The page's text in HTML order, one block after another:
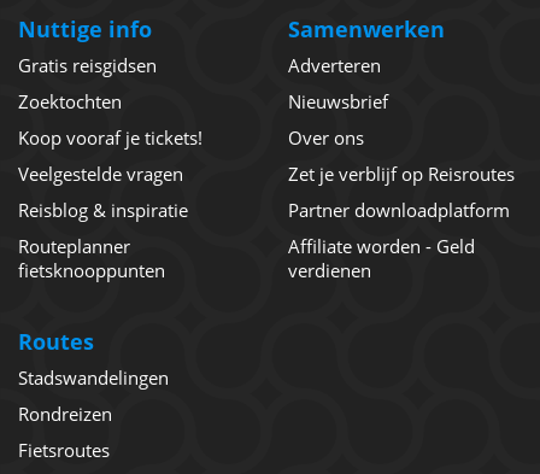
Nuttige info
Gratis reisgidsen
Zoektochten
Koop vooraf je tickets!
Veelgestelde vragen
Reisblog & inspiratie
Routeplanner
fietsknooppunten
Samenwerken
Adverteren
Nieuwsbrief
Over ons
Zet je verblijf op Reisroutes
Partner downloadplatform
Affiliate worden - Geld
verdienen
Routes
Stadswandelingen
Rondreizen
Fietsroutes